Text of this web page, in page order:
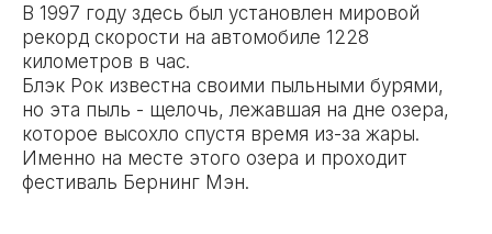
В 1997 году здесь был установлен мировой
рекорд скорости на автомобиле 1228
километров в час.
Блэк Рок известна своими пыльными бурями,
но эта пыль - щелочь, лежавшая на дне озера,
которое высохло спустя время из-за жары.
Именно на месте этого озера и проходит
фестиваль Бернинг Мэн.